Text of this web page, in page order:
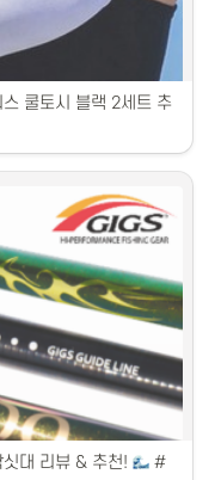
대 블랙쉐도우, 믿을 수 있
성 낚싯대 마이스터, 다양
니다.
품들을 리뷰합니다.2. 쿨토
비교합니다.3. 쿨토시 상품
니다.4. 쿨토시 상품 추천
요.5. 쿨토시 상품 추천
.
쿨토시 블랙 2세트 추
대 리뷰 & 추천!
#